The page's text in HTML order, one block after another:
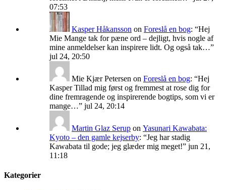
07:53
Kasper Håkansson on Foreslå en bog: “Hej
Mie Mange tak for pæne ord – dejligt, hvis nogle af
mine anmeldelser kan inspirere lidt. Og også tak…”
jul 24, 20:50
Mie Kjær Petersen on Foreslå en bog: “Hej
Kasper Tillad mig først og fremmest at rose dig for
dine fremragende og inspirerende bogtips, som vi er
mange…” jul 24, 20:14
Martin Glaz Serup on Yasunari Kawabata:
Kyoto – den gamle kejserby: “Jeg har stadig
Kawabata til gode; jeg glæder mig meget!” jun 21,
11:18
Kategorier